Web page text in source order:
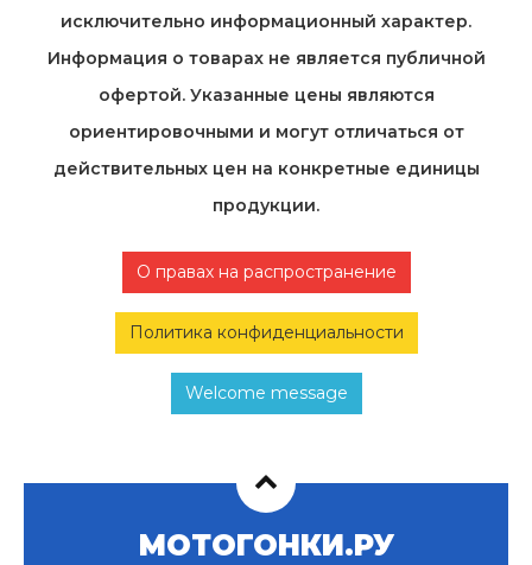
исключительно информационный характер.
Информация о товарах не является публичной
офертой. Указанные цены являются
ориентировочными и могут отличаться от
действительных цен на конкретные единицы
продукции.
О правах на распространение
Политика конфиденциальности
Welcome message
МОТОГОНКИ.РУ